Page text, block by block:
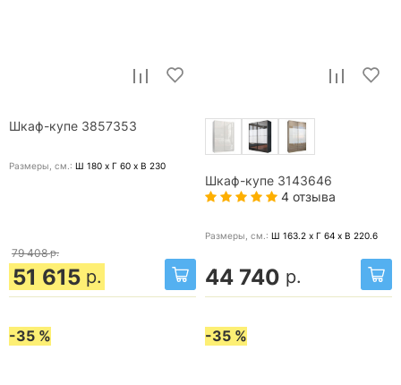
Шкаф-купе 3857353
Размеры, cм.: Ш 180 x Г 60 x В 230
79 408 р.
51 615 р.
Шкаф-купе 3143646
4 отзыва
Размеры, cм.: Ш 163.2 x Г 64 x В 220.6
44 740 р.
-35 % -35 %